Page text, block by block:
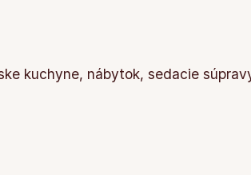
kuchyne, nábytok, sedacie